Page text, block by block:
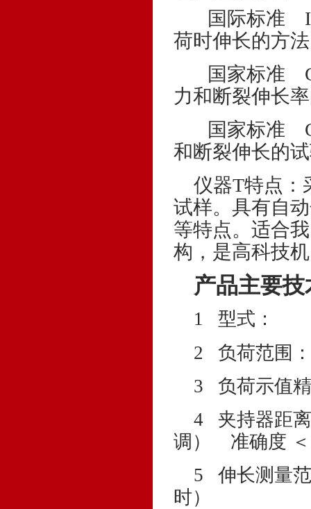
国际标准
荷时伸长的方
国家标准
力和断裂伸长
国家标准
和断裂伸长的
仪器T特点：
试样。具有自
等特点。适合
构，是高科技
产品主要
1 型式：
2 负荷范围：
3 负荷示
4 夹持器距
调） 准确度
5 伸长测
时）